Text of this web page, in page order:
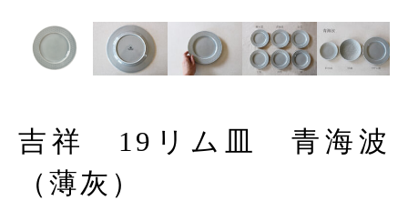
吉祥 19リム皿 青海波
（薄灰）